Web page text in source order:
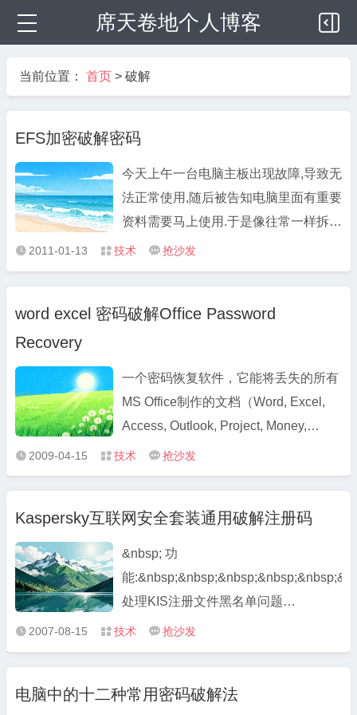
席天卷地个人博客
当前位置： 首页 > 破解
EFS加密破解密码
今天上午一台电脑主板出现故障,导致无
法正常使用,随后被告知电脑里面有重要
资料需要马上使用.于是像往常一样拆下
来硬盘挂到另外一台电脑,开机之后才发
现这块硬盘所有分区都使用了EFS加密,
说把分区GHOST,然后用Ghostexp能够
 2011-01-13  技术  抢沙发
word excel 密码破解Office Password
Recovery
一个密码恢复软件，它能将丢失的所有
MS Office制作的文档（Word, Excel,
Access, Outlook, Project, Money,
PowerPoint, Visio, Publisher,
OneNote, Backup, Schedule+, Mail）
Word 文档 Microsoft Excel 文档
 2009-04-15  技术  抢沙发
Kaspersky互联网安全套装通用破解注册码
&nbsp; 功
能
处理KIS注册文件黑名单问题
无限期使用KIS[声明]:
此工具仅适用于个人计 ...
 2007-08-15  技术  抢沙发
电脑中的十二种常用密码破解法